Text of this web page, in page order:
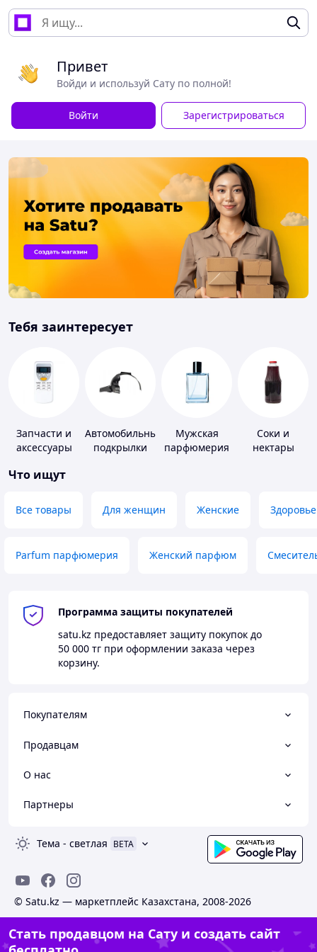
Привет
Войди и используй Сату по полной!
Войти Зарегистрироваться
Тебя заинтересует
Запчасти и
аксессуары
кондиционеров
Автомобильные
подкрылки
Мужская
парфюмерия
Соки и
нектары
Что ищут
Все товары Для женщин Женские Здоровье
Parfum парфюмерия Женский парфюм
Программа защиты покупателей
satu.kz предоставляет защиту покупок до
50 000 тг при оформлении заказа через
корзину.
Покупателям
Продавцам
О нас
Партнеры
Тема - светлая BETA
© Satu.kz — маркетплейс Казахстана, 2008-2026
Стать продавцом на Сату и создать сайт